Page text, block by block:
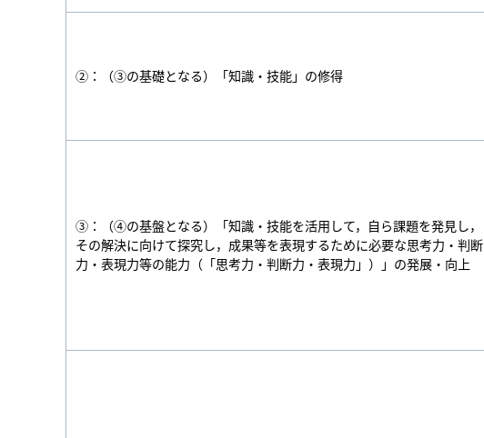
②：（③の基礎となる）「知識・技能」の修得
③：（④の基盤となる）「知識・技能を活用して，自ら課題を発見し，
その解決に向けて探究し，成果等を表現するために必要な思考力・判断
力・表現力等の能力（「思考力・判断力・表現力」）」の発展・向上